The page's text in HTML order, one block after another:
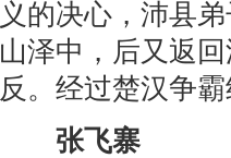
义的决心，沛县
山泽中，后又返
反。经过楚汉争
张飞寨